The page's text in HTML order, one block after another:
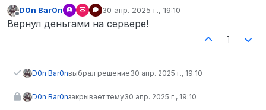
Не в сети
D0n Bar0n 30 апр. 2025 г., 19:10
отредактировано
Вернул деньгами на сервере!
1
D0n Bar0nвыбрал решение30 апр. 2025 г., 19:10
D0n Bar0nзакрывает тему30 апр. 2025 г., 19:10